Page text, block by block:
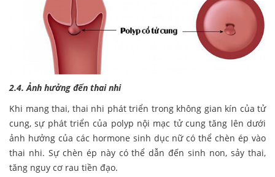
2.4. Ảnh hưởng đến thai nhi
Khi mang thai, thai nhi phát triển trong không gian kín của tử
cung, sự phát triển của polyp nội mạc tử cung tăng lên dưới
ảnh hưởng của các hormone sinh dục nữ có thể chèn ép vào
thai nhi. Sự chèn ép này có thể dẫn đến sinh non, sảy thai,
tăng nguy cơ rau tiền đạo.